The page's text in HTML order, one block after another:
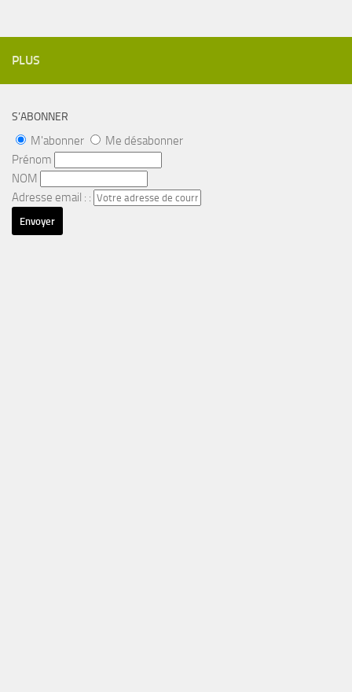
PLUS
S’ABONNER
M'abonner
Me désabonner
Prénom
NOM
Adresse email : :